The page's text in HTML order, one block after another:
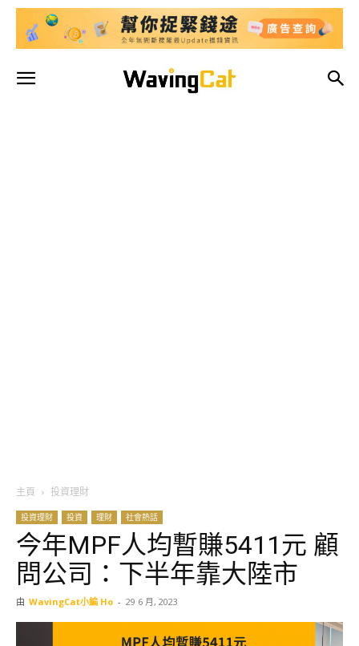
主頁 投資理財
投資理財 投資 理財 社會熱話
今年MPF人均暫賺5411元 顧
問公司：下半年靠大陸市
由 WavingCat小編 Ho - 29 6 月, 2023